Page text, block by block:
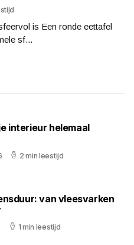
is Een ronde eettafel
sf...
interieur helemaal
2 min leestijd
van vleesvarken
1 min leestijd